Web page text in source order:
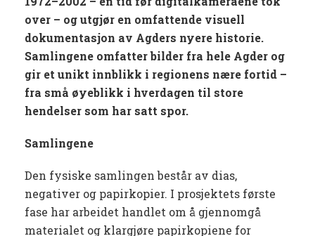
over – og utgjør en omfattende visuell
dokumentasjon av Agders nyere historie.
Samlingene omfatter bilder fra hele Agder og
gir et unikt innblikk i regionens nære fortid –
fra små øyeblikk i hverdagen til store
hendelser som har satt spor.
Samlingene
Den fysiske samlingen består av dias,
negativer og papirkopier. I prosjektets første
fase har arbeidet handlet om å gjennomgå
materialet og klargjøre papirkopiene for